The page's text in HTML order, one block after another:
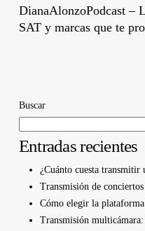
DianaAlonzoPodcast –
SAT y marcas que te
Buscar
Entradas recientes
¿Cuánto cuesta transmitir
Transmisión de
Cómo elegir la
Transmisión multicámara: